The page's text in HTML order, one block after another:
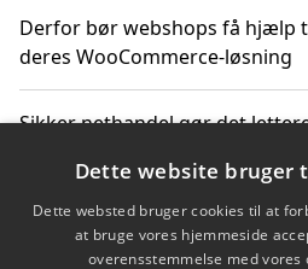
Derfor bør webshops få hjælp
deres WooCommerce-løsning
Sikker nethandel gør det
Ting du bør vide før du vælger
Dette website bruger
Dette websted bruger cookies til at
at bruge vores hjemmeside
overensstemmelse med vores